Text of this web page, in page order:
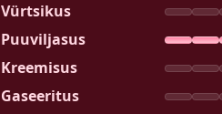
Vürtsikus
Puuviljasus
Kreemisus
Gaseeritus